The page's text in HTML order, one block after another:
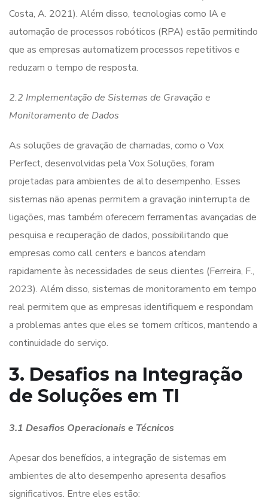
Costa, A. 2021). Além disso, tecnologias como IA e
automação de processos robóticos (RPA) estão permitindo
que as empresas automatizem processos repetitivos e
reduzam o tempo de resposta.
2.2 Implementação de Sistemas de Gravação e
Monitoramento de Dados
As soluções de gravação de chamadas, como o Vox
Perfect, desenvolvidas pela Vox Soluções, foram
projetadas para ambientes de alto desempenho. Esses
sistemas não apenas permitem a gravação ininterrupta de
ligações, mas também oferecem ferramentas avançadas de
pesquisa e recuperação de dados, possibilitando que
empresas como call centers e bancos atendam
rapidamente às necessidades de seus clientes (Ferreira, F.,
2023). Além disso, sistemas de monitoramento em tempo
real permitem que as empresas identifiquem e respondam
a problemas antes que eles se tornem críticos, mantendo a
continuidade do serviço.
3. Desafios na Integração
de Soluções em TI
3.1 Desafios Operacionais e Técnicos
Apesar dos benefícios, a integração de sistemas em
ambientes de alto desempenho apresenta desafios
significativos. Entre eles estão: